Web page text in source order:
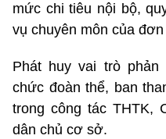
mức chi tiêu nội bộ,
vụ chuyên môn của đơn
Phát huy vai trò
chức đoàn thể, ban
trong công tác THTK,
dân chủ cơ sở.